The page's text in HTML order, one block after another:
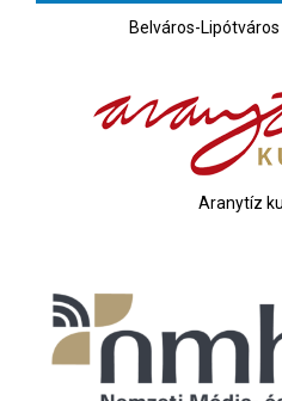
Belváros-
Aranytíz